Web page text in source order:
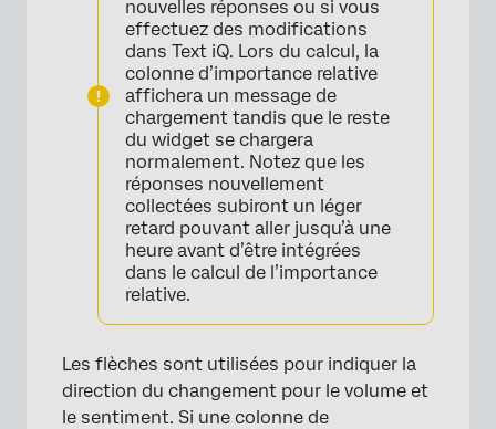
nouvelles réponses ou si vous
effectuez des modifications
dans Text iQ. Lors du calcul, la
colonne d’importance relative
affichera un message de
chargement tandis que le reste
du widget se chargera
normalement. Notez que les
réponses nouvellement
collectées subiront un léger
retard pouvant aller jusqu’à une
heure avant d’être intégrées
dans le calcul de l’importance
relative.
Les flèches sont utilisées pour indiquer la
direction du changement pour le volume et
le sentiment. Si une colonne de